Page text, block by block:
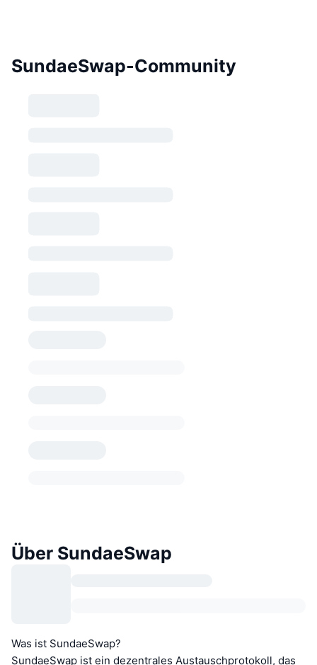
SundaeSwap-Community
Über SundaeSwap
Was ist SundaeSwap?
SundaeSwap ist ein dezentrales Austauschprotokoll, das